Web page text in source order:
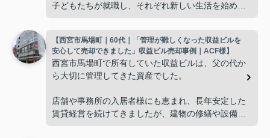
子どもたちが就職し、それぞれ新しい生活を始める
使わない部屋が増え、
「今の私たちには少し広すぎるね。」
掃除や管理の負担も考え、夫婦二人にちょうど良い
【西宮市馬場町｜60代｜「管理が難しくなった収益ビルを
安心して売却できました」収益ビル売却事例｜ACF様】
西宮市馬場町で所有していた収益ビルは、父の代か
ら大切に管理してきた資産でした。
店舗や事務所の入居者様にも恵まれ、長年安定した
賃貸経営を続けてきましたが、建物の修繕や設備更